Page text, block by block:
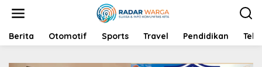
t
Berita Otomotif Sports Travel Pendidikan